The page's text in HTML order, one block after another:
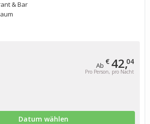
Ab € 42,04
Pro Person, pro Nacht
Datum wählen
& Bar